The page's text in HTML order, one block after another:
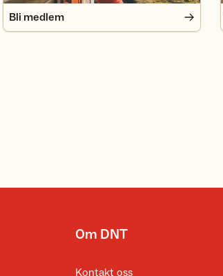
Bli medlem
Om DNT
Kontakt oss